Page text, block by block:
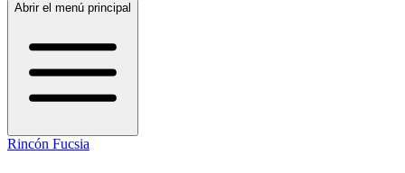
Abrir el menú principal
Rincón Fucsia